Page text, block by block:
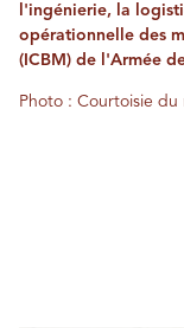
l'ingénierie, la
opérationnelle des
(ICBM) de l'Armée
Photo : Courtoisie du